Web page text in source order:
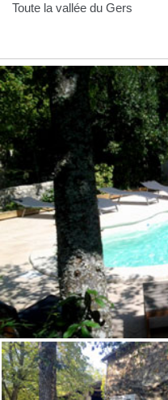
Toute la vallée du Gers